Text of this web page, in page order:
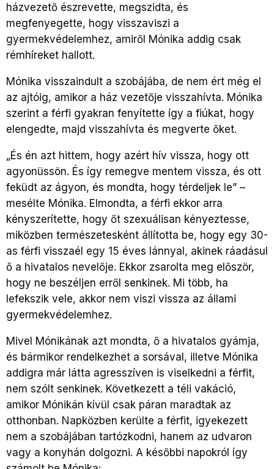
házvezető észrevette, megszidta, és
megfenyegette, hogy visszaviszi a
gyermekvédelemhez, amiről Mónika addig csak
rémhíreket hallott.
Mónika visszaindult a szobájába, de nem ért még el
az ajtóig, amikor a ház vezetője visszahívta. Mónika
szerint a férfi gyakran fenyítette így a fiúkat, hogy
elengedte, majd visszahívta és megverte őket.
„És én azt hittem, hogy azért hív vissza, hogy ott
agyonüssön. És így remegve mentem vissza, és ott
feküdt az ágyon, és mondta, hogy térdeljek le” –
mesélte Mónika. Elmondta, a férfi ekkor arra
kényszerítette, hogy őt szexuálisan kényeztesse,
miközben természetesként állította be, hogy egy 30-
as férfi visszaél egy 15 éves lánnyal, akinek ráadásul
ő a hivatalos nevelője. Ekkor zsarolta meg először,
hogy ne beszéljen erről senkinek. Mi több, ha
lefekszik vele, akkor nem viszi vissza az állami
gyermekvédelemhez.
Mivel Mónikának azt mondta, ő a hivatalos gyámja,
és bármikor rendelkezhet a sorsával, illetve Mónika
addigra már látta agresszíven is viselkedni a férfit,
nem szólt senkinek. Következett a téli vakáció,
amikor Mónikán kívül csak páran maradtak az
otthonban. Napközben kerülte a férfit, igyekezett
nem a szobájában tartózkodni, hanem az udvaron
vagy a konyhán dolgozni. A későbbi napokról így